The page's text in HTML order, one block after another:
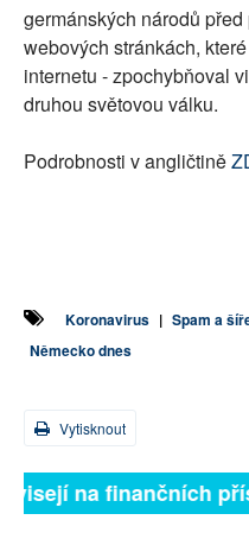
germánských národů
webových stránkách,
internetu - zpochybňoval
druhou světovou válku.
Podrobnosti v angličtině
Koronavirus | Spam a
Německo dnes
Vytisknout
na finančních